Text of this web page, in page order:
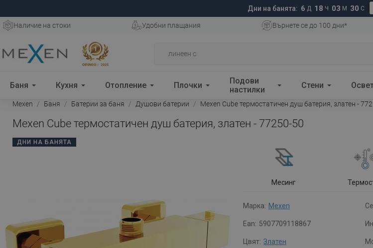
Дни на банята: 6 Д 18 Ч 03 М 29 С
Наличие на стоки Удобни плащания Върнете се до 100 дни*
Баня Кухня Отопление Плочки
Подови
настилки
Стени
Mexen Баня Батерии за баня Душови батерии Mexen Cube термостатичен душ батерия, златен -
Mexen Cube термостатичен душ батерия, златен - 77250-50
ДНИ НА БАНЯТА
Месинг
Марка: Mexen
Ean: 5907709118867
Цвят: Златен